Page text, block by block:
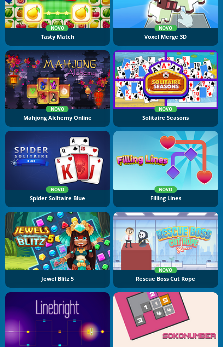
NOVO
Tasty Match
NOVO
Voxel Merge 3D
NOVO
Mahjong Alchemy Online
NOVO
Solitaire Seasons
NOVO
Spider Solitaire Blue
NOVO
Filling Lines
Jewel Blitz 5
NOVO
Rescue Boss Cut Rope